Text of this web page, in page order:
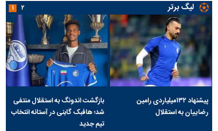
لیگ برتر
پیشنهاد ۱۳۲میلیاردی رامین
رضاییان به استقلال
بازگشت اندونگ به استقلال منتفی
شد؛ هافبک گابنی در آستانه انتخاب
تیم جدید
۱ ۲